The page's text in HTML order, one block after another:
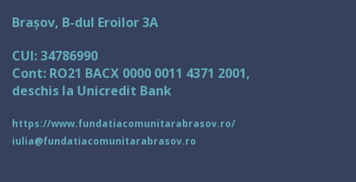
Brașov, B-dul Eroilor 3A
CUI: 34786990
Cont: RO21 BACX 0000 0011 4371 2001,
deschis la Unicredit Bank
https://www.fundatiacomunitarabrasov.ro/
iulia@fundatiacomunitarabrasov.ro